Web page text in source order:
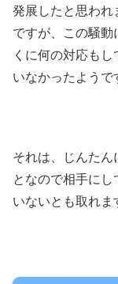
発展したと思われ
ですが、この騒
くに何の対応もし
いなかったようで
それは、じんた
となので相手にし
いないとも取れま